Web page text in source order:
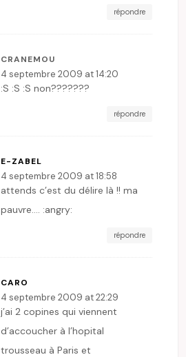
répondre
CRANEMOU
4 septembre 2009 at 14:20
:S :S :S non???????
répondre
E-ZABEL
4 septembre 2009 at 18:58
attends c’est du délire là !! ma
pauvre…. :angry:
répondre
CARO
4 septembre 2009 at 22:29
j’ai 2 copines qui viennent
d’accoucher à l’hopital
trousseau à Paris et